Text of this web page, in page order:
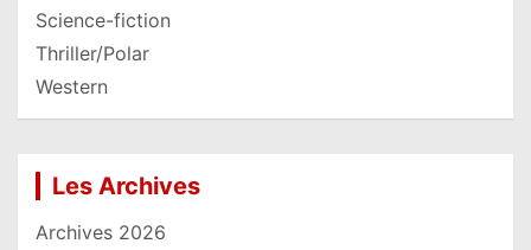
Science-fiction
Thriller/Polar
Western
Les Archives
Archives 2026